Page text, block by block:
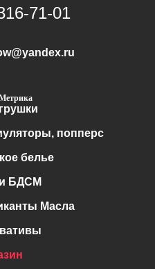
71-01
попперс
белье
БДСМ
Масла